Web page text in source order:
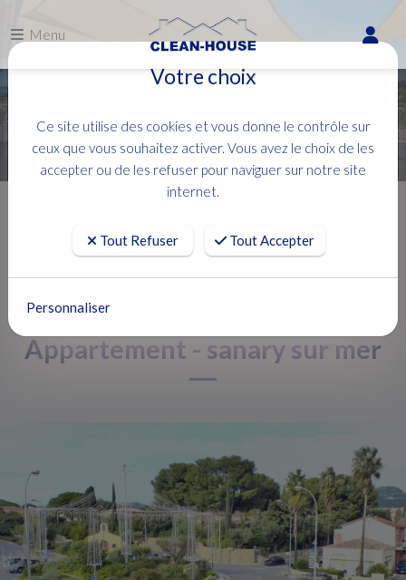
Menu
Appartement - sanary sur mer
Votre choix
Ce site utilise des cookies et vous donne le contrôle sur
ceux que vous souhaitez activer. Vous avez le choix de les
accepter ou de les refuser pour naviguer sur notre site
internet.
Tout Refuser Tout Accepter
Personnaliser